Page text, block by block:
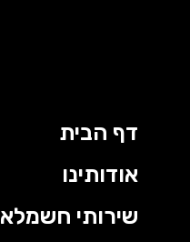
דף הבית
אודותינו
שירותי חשמלאי